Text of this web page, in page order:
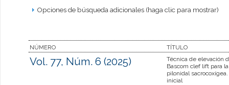
Opciones de búsqueda adicionales (haga clic para mostrar)
NÚMERO TÍTULO
Vol. 77, Núm. 6 (2025)
Técnica de elevación
Bascom clef lift para
pilonidal
inicial